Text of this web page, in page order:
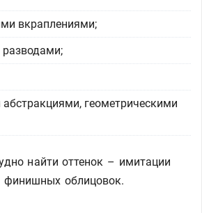
вкраплениями;
геометрическими
найти оттенок – имитации
финишных облицовок.